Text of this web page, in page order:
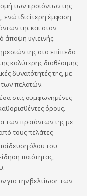
των προϊόντων της
ενώ ιδιαίτερη έμφαση
της και στον
άποψη υγιεινής.
της στο επίπεδο
καλύτερης διαθέσιμης
δυνατότητές της, με
πελατών.
στις συμφωνημένες
όρους.
των προϊόντων της με
τους πελάτες
όλου του
ποιότητας,
για την βελτίωση των